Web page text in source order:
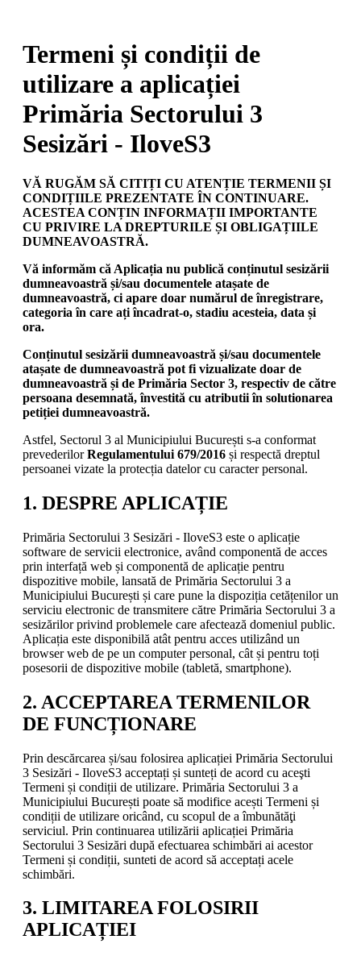
Termeni și condiții de
utilizare a aplicației
Primăria Sectorului 3
Sesizări - IloveS3
VĂ RUGĂM SĂ CITIȚI CU ATENȚIE TERMENII ȘI
CONDIȚIILE PREZENTATE ÎN CONTINUARE.
ACESTEA CONȚIN INFORMAȚII IMPORTANTE
CU PRIVIRE LA DREPTURILE ȘI OBLIGAȚIILE
DUMNEAVOASTRĂ.
Vă informăm că Aplicația nu publică conținutul sesizării
dumneavoastră și/sau documentele atașate de
dumneavoastră, ci apare doar numărul de înregistrare,
categoria în care ați încadrat-o, stadiu acesteia, data și
ora.
Conținutul sesizării dumneavoastră și/sau documentele
atașate de dumneavoastră pot fi vizualizate doar de
dumneavoastră și de Primăria Sector 3, respectiv de către
persoana desemnată, învestită cu atributii în solutionarea
petiției dumneavoastră.
Astfel, Sectorul 3 al Municipiului București s-a conformat
prevederilorRegulamentului 679/2016 și respectă dreptul
persoanei vizate la protecția datelor cu caracter personal.
1. DESPRE APLICAȚIE
Primăria Sectorului 3 Sesizări - IloveS3 este o aplicație
software de servicii electronice, având componentă de acces
prin interfață web și componentă de aplicație pentru
dispozitive mobile, lansată de Primăria Sectorului 3 a
Municipiului București și care pune la dispoziția cetățenilor un
serviciu electronic de transmitere către Primăria Sectorului 3 a
sesizărilor privind problemele care afectează domeniul public.
Aplicația este disponibilă atât pentru acces utilizând un
browser web de pe un computer personal, cât și pentru toți
posesorii de dispozitive mobile (tabletă, smartphone).
2. ACCEPTAREA TERMENILOR
DE FUNCȚIONARE
Prin descărcarea și/sau folosirea aplicației Primăria Sectorului
3 Sesizări - IloveS3 acceptați și sunteți de acord cu aceşti
Termeni și condiții de utilizare. Primăria Sectorului 3 a
Municipiului București poate să modifice acești Termeni și
condiții de utilizare oricând, cu scopul de a îmbunătăţi
serviciul. Prin continuarea utilizării aplicației Primăria
Sectorului 3 Sesizări după efectuarea schimbări ai acestor
Termeni și condiții, sunteti de acord să acceptați acele
schimbări.
3. LIMITAREA FOLOSIRII
APLICAȚIEI